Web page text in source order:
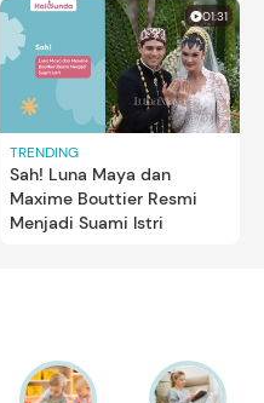
01:31
TRENDING
Sah! Luna Maya dan
Maxime Bouttier Resmi
Menjadi Suami Istri